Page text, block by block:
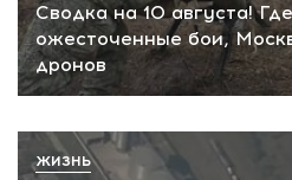
Сводка на 10 августа!
ожесточенные бои,
дронов
ЖИЗНЬ